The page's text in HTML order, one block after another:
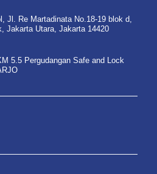
Jl. Re Martadinata No.18-19 blok d,
Jakarta Utara, Jakarta 14420
5.5 Pergudangan Safe and Lock